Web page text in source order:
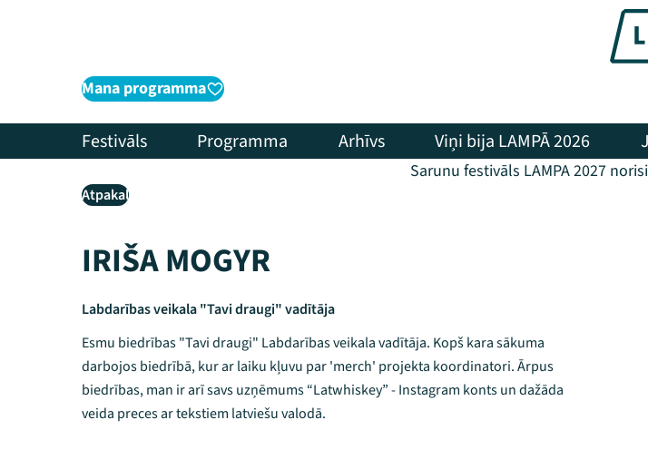
Mana programma
Festivāls Programma Arhīvs Viņi bija LAMPĀ 2026
Sarunu festivāls LAMPA 2027
Atpakaļ
IRIŠA MOGYR
Labdarības veikala "Tavi draugi" vadītāja
Esmu biedrības "Tavi draugi" Labdarības veikala vadītāja. Kopš kara sākuma
darbojos biedrībā, kur ar laiku kļuvu par 'merch' projekta koordinatori. Ārpus
biedrības, man ir arī savs uzņēmums “Latwhiskey” - Instagram konts un dažāda
veida preces ar tekstiem latviešu valodā.